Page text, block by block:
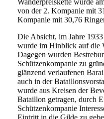
Wanderpreiskette wurde
von der 2. Kompanie mit
Kompanie mit 30,76
Die Absicht, im Jahre
wurde im Hinblick auf die
Dagegen wurden
Schützenkompanie zu
glänzend verlaufenen
auch in der
wurde aus Kreisen der
Bataillon getragen, durch
Schützenkompanie